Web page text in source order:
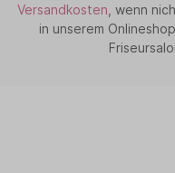
Versandkosten , wenn
in unserem